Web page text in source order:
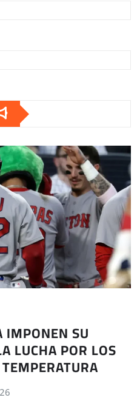
IMPONEN SU
LUCHA POR LOS